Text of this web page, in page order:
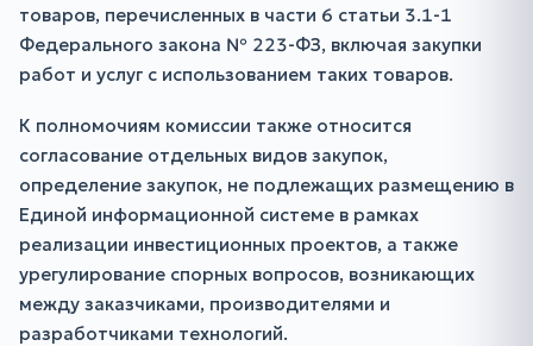
товаров, перечисленных в части 6 статьи 3.1-1
Федерального закона № 223-ФЗ, включая закупки
работ и услуг с использованием таких товаров.
К полномочиям комиссии также относится
согласование отдельных видов закупок,
определение закупок, не подлежащих размещению в
Единой информационной системе в рамках
реализации инвестиционных проектов, а также
урегулирование спорных вопросов, возникающих
между заказчиками, производителями и
разработчиками технологий.